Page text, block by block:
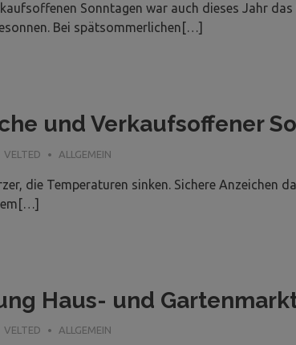
Sonntagen war auch dieses Jahr
Bei spätsommerlichen[…]
und Verkaufsoffener
VELTED ALLGEMEIN
die Temperaturen sinken. Sichere Anzeichen
Haus- und
VELTED ALLGEMEIN